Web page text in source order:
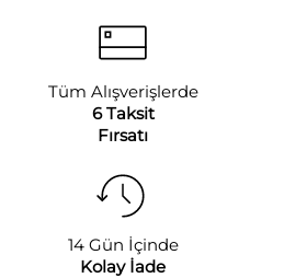
Tüm Alışverişlerde
6 Taksit
Fırsatı
14 Gün İçinde
Kolay İade